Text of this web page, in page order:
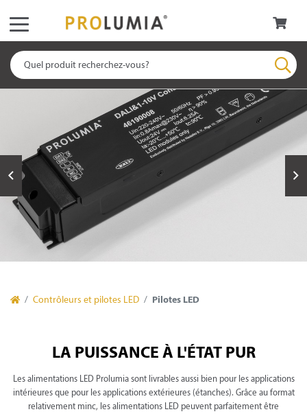
Contrôleurs et pilotes LED Pilotes LED
LA PUISSANCE À L'ÉTAT PUR
Les alimentations LED Prolumia sont livrables aussi bien pour les applications
intérieures que pour les applications extérieures (étanches). Grâce au format
relativement minc, les alimentations LED peuvent parfaitement être